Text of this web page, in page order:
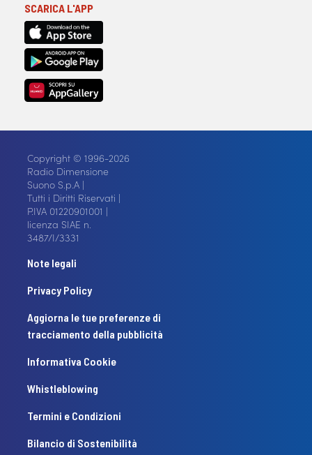
SCARICA L'APP
Copyright © 1996-2026
Radio Dimensione
Suono S.p.A |
Tutti i Diritti Riservati |
P.IVA 01220901001 |
licenza SIAE n.
3487/I/3331
Note legali
Privacy Policy
Aggiorna le tue preferenze di
tracciamento della pubblicità
Informativa Cookie
Whistleblowing
Termini e Condizioni
Bilancio di Sostenibilità